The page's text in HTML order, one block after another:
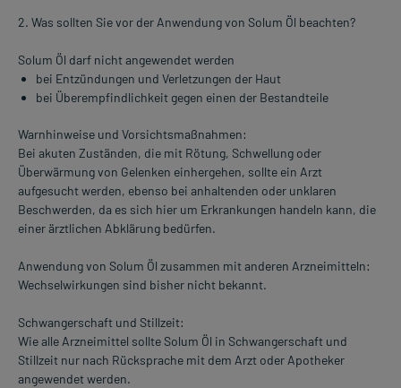
2. Was sollten Sie vor der Anwendung von Solum Öl beachten?
Solum Öl darf nicht angewendet werden
bei Entzündungen und Verletzungen der Haut
bei Überempfindlichkeit gegen einen der Bestandteile
Warnhinweise und Vorsichtsmaßnahmen:
Bei akuten Zuständen, die mit Rötung, Schwellung oder
Überwärmung von Gelenken einhergehen, sollte ein Arzt
aufgesucht werden, ebenso bei anhaltenden oder unklaren
Beschwerden, da es sich hier um Erkrankungen handeln kann, die
einer ärztlichen Abklärung bedürfen.
Anwendung von Solum Öl zusammen mit anderen Arzneimitteln:
Wechselwirkungen sind bisher nicht bekannt.
Schwangerschaft und Stillzeit:
Wie alle Arzneimittel sollte Solum Öl in Schwangerschaft und
Stillzeit nur nach Rücksprache mit dem Arzt oder Apotheker
angewendet werden.